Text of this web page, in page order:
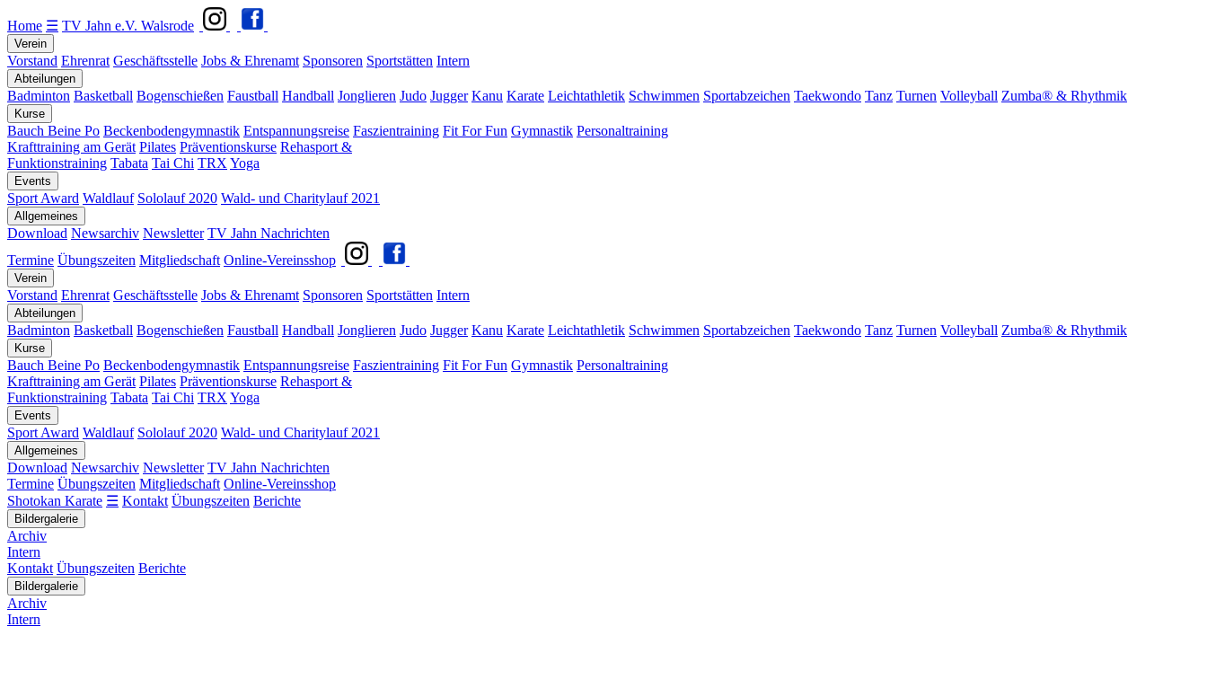
Home ☰ TV Jahn e.V. Walsrode
Verein
Vorstand Ehrenrat Geschäftsstelle Jobs & Ehrenamt Sponsoren Sportstätten Intern
Abteilungen
Badminton Basketball Bogenschießen Faustball Handball Jonglieren Judo Jugger Kanu Karate Leichtathletik Schwimmen Sportabzeichen Taekwondo Tanz Turnen Volleyball Zumba® & Rhythmik
Kurse
Bauch Beine Po Beckenbodengymnastik Entspannungsreise Faszientraining Fit For Fun Gymnastik Personaltraining
Krafttraining am Gerät Pilates Präventionskurse Rehasport &
Funktionstraining Tabata Tai Chi TRX Yoga
Events
Sport Award Waldlauf Sololauf 2020 Wald- und Charitylauf 2021
Allgemeines
Download Newsarchiv Newsletter TV Jahn Nachrichten
Termine Übungszeiten Mitgliedschaft Online-Vereinsshop
Verein
Vorstand Ehrenrat Geschäftsstelle Jobs & Ehrenamt Sponsoren Sportstätten Intern
Abteilungen
Badminton Basketball Bogenschießen Faustball Handball Jonglieren Judo Jugger Kanu Karate Leichtathletik Schwimmen Sportabzeichen Taekwondo Tanz Turnen Volleyball Zumba® & Rhythmik
Kurse
Bauch Beine Po Beckenbodengymnastik Entspannungsreise Faszientraining Fit For Fun Gymnastik Personaltraining
Krafttraining am Gerät Pilates Präventionskurse Rehasport &
Funktionstraining Tabata Tai Chi TRX Yoga
Events
Sport Award Waldlauf Sololauf 2020 Wald- und Charitylauf 2021
Allgemeines
Download Newsarchiv Newsletter TV Jahn Nachrichten
Termine Übungszeiten Mitgliedschaft Online-Vereinsshop
Shotokan Karate ☰ Kontakt Übungszeiten Berichte
Bildergalerie
Archiv
Intern
Kontakt Übungszeiten Berichte
Bildergalerie
Archiv
Intern